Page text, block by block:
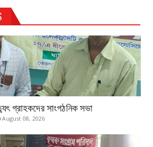
গ্রাহকদের সাংগঠনিক সভা
August 08, 2026